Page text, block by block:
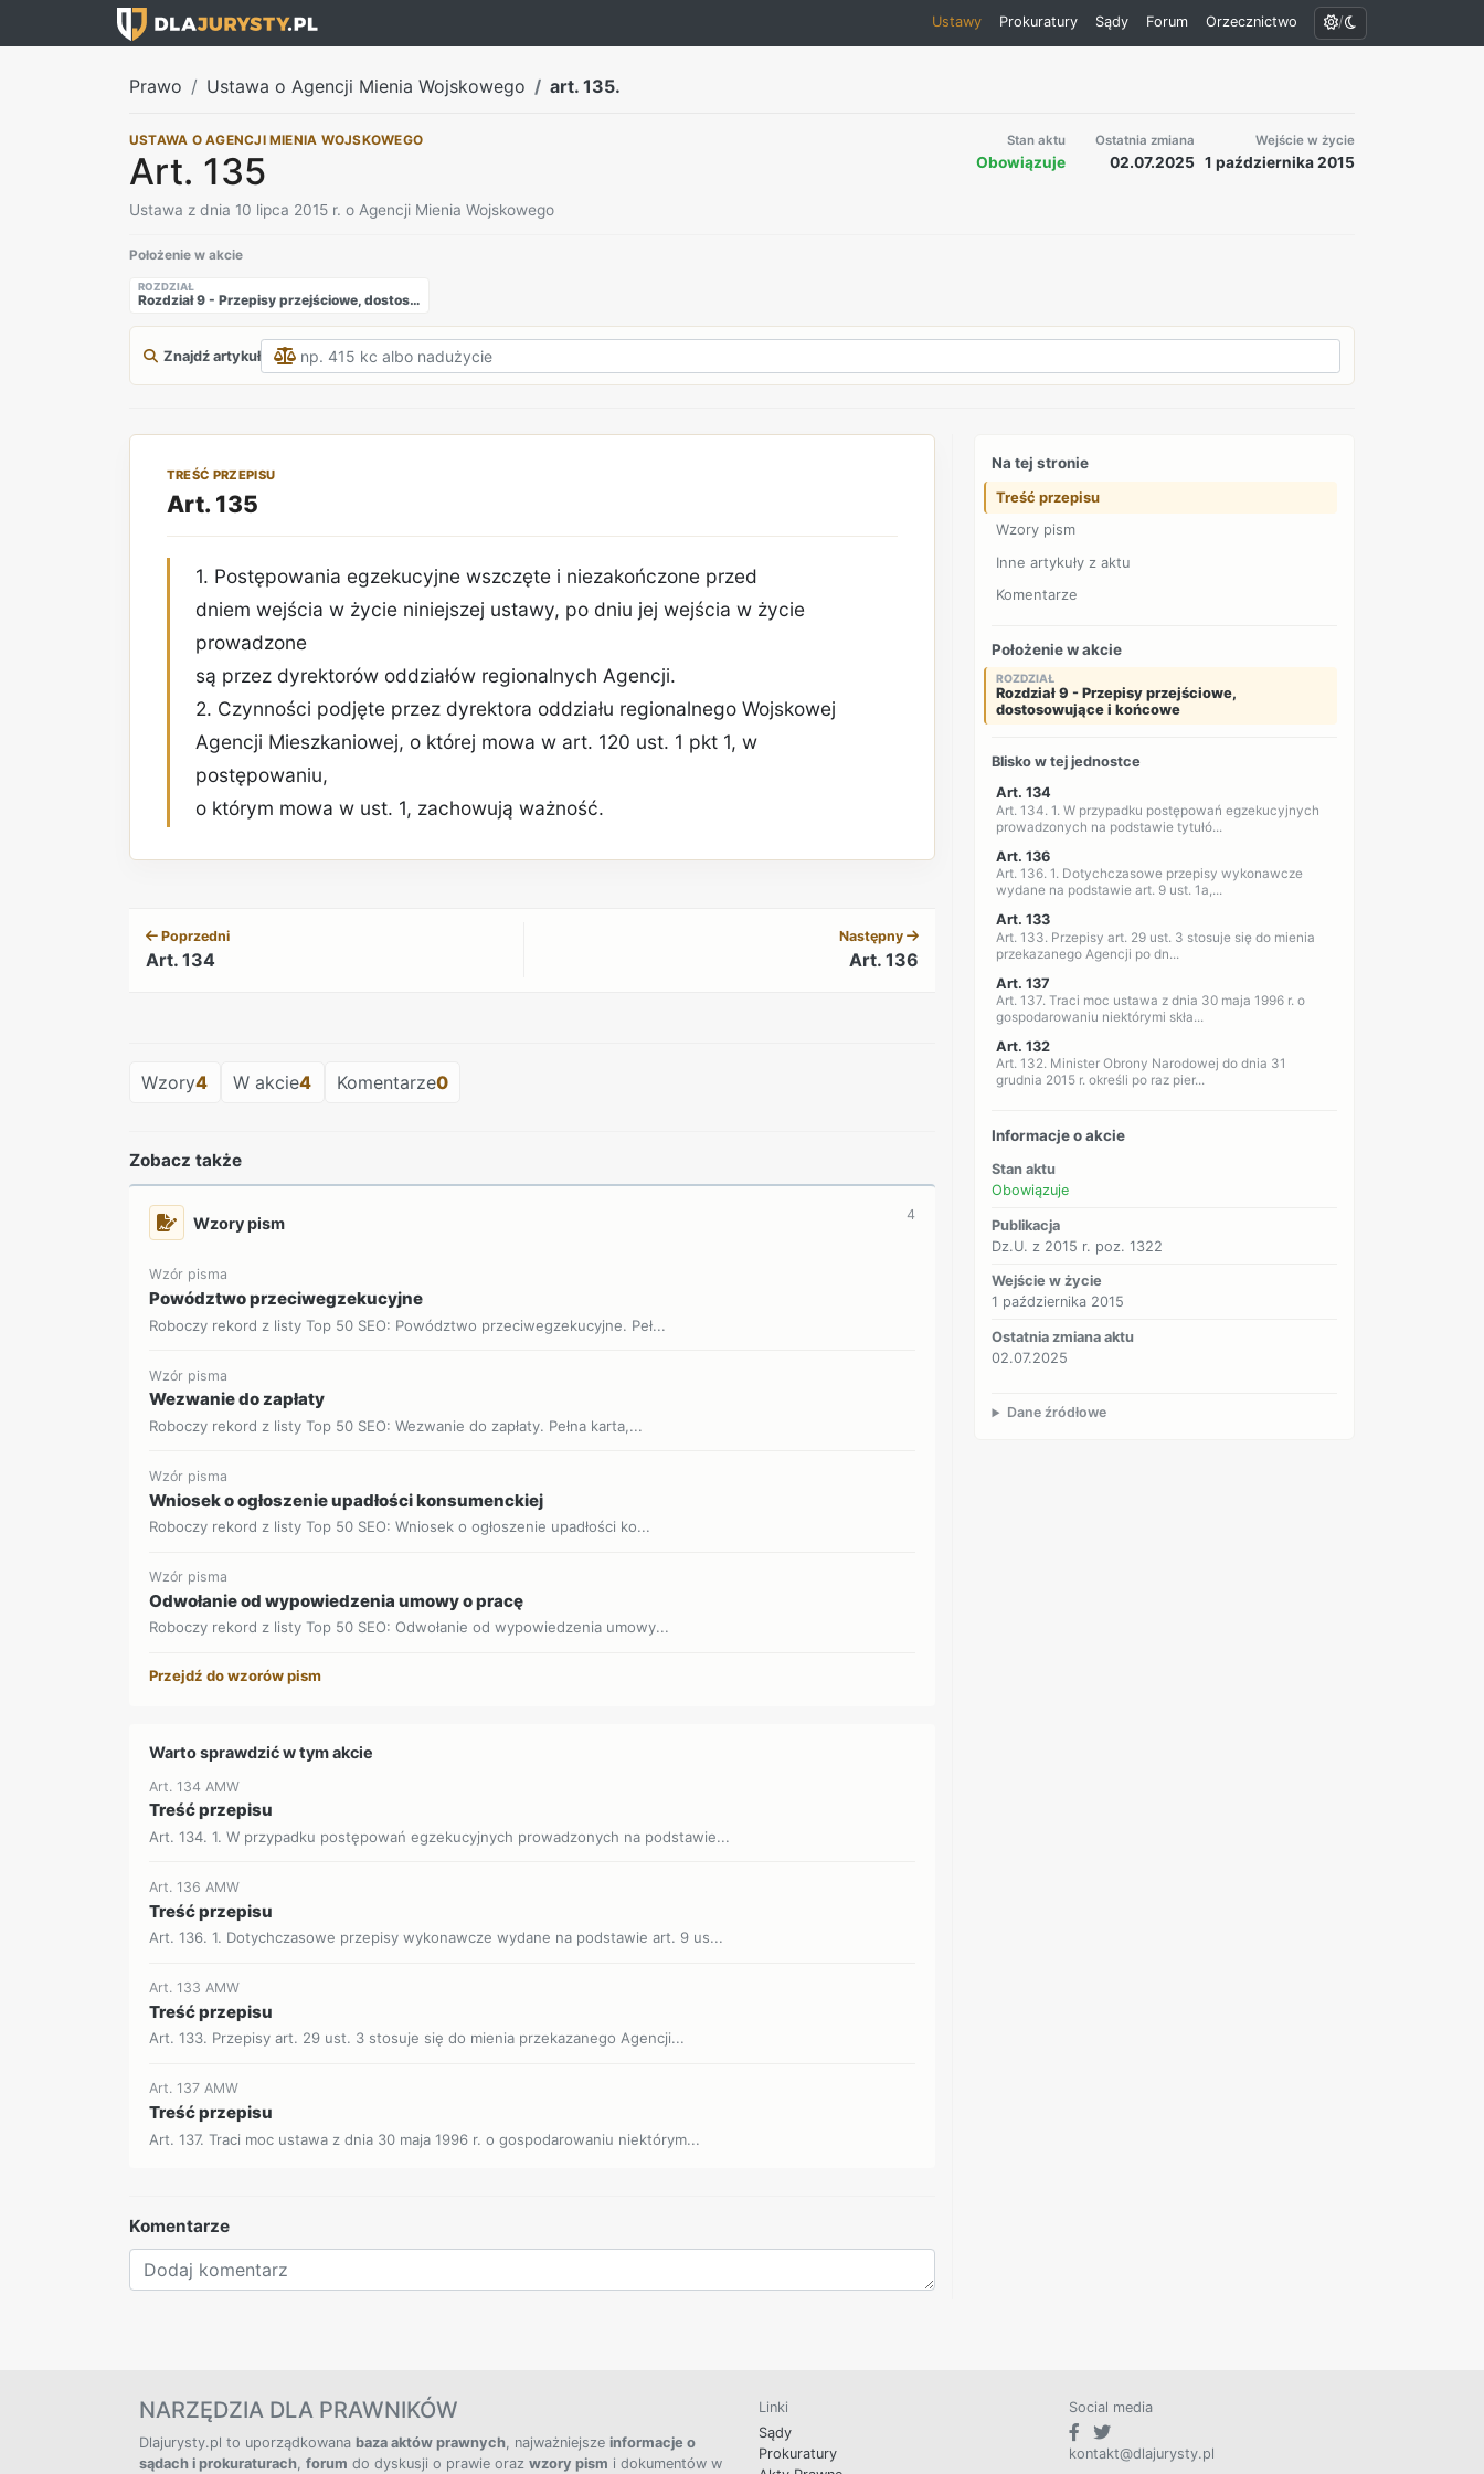
Ustawy Prokuratury Sądy Forum Orzecznictwo /
Prawo Ustawa o Agencji Mienia Wojskowego art. 135.
USTAWA O AGENCJI MIENIA WOJSKOWEGO
Art. 135
Ustawa z dnia 10 lipca 2015 r. o Agencji Mienia Wojskowego
Stan aktu
Obowiązuje
Ostatnia zmiana
02.07.2025
Wejście w życie
1 października 2015
Położenie w akcie
ROZDZIAŁ
Rozdział 9 - Przepisy przejściowe, dostosowujące i końcowe
Znajdź artykuł
TREŚĆ PRZEPISU
Art. 135
1. Postępowania egzekucyjne wszczęte i niezakończone przed
dniem wejścia w życie niniejszej ustawy, po dniu jej wejścia w życie
prowadzone
są przez dyrektorów oddziałów regionalnych Agencji.
2. Czynności podjęte przez dyrektora oddziału regionalnego Wojskowej
Agencji Mieszkaniowej, o której mowa w art. 120 ust. 1 pkt 1, w
postępowaniu,
o którym mowa w ust. 1, zachowują ważność.
Poprzedni
Art. 134
Następny
Art. 136
Wzory4 W akcie4 Komentarze0
Zobacz także
Wzory pism 4
Wzór pisma
Powództwo przeciwegzekucyjne
Roboczy rekord z listy Top 50 SEO: Powództwo przeciwegzekucyjne. Peł...
Wzór pisma
Wezwanie do zapłaty
Roboczy rekord z listy Top 50 SEO: Wezwanie do zapłaty. Pełna karta,...
Wzór pisma
Wniosek o ogłoszenie upadłości konsumenckiej
Roboczy rekord z listy Top 50 SEO: Wniosek o ogłoszenie upadłości ko...
Wzór pisma
Odwołanie od wypowiedzenia umowy o pracę
Roboczy rekord z listy Top 50 SEO: Odwołanie od wypowiedzenia umowy...
Przejdź do wzorów pism
Warto sprawdzić w tym akcie
Art. 134 AMW
Treść przepisu
Art. 134. 1. W przypadku postępowań egzekucyjnych prowadzonych na podstawie...
Art. 136 AMW
Treść przepisu
Art. 136. 1. Dotychczasowe przepisy wykonawcze wydane na podstawie art. 9 us...
Art. 133 AMW
Treść przepisu
Art. 133. Przepisy art. 29 ust. 3 stosuje się do mienia przekazanego Agencji...
Art. 137 AMW
Treść przepisu
Art. 137. Traci moc ustawa z dnia 30 maja 1996 r. o gospodarowaniu niektórym...
Komentarze
Na tej stronie
Treść przepisu
Wzory pism
Inne artykuły z aktu
Komentarze
Położenie w akcie
ROZDZIAŁ
Rozdział 9 - Przepisy przejściowe,
dostosowujące i końcowe
Blisko w tej jednostce
Art. 134
Art. 134. 1. W przypadku postępowań egzekucyjnych
prowadzonych na podstawie tytułó...
Art. 136
Art. 136. 1. Dotychczasowe przepisy wykonawcze
wydane na podstawie art. 9 ust. 1a,...
Art. 133
Art. 133. Przepisy art. 29 ust. 3 stosuje się do mienia
przekazanego Agencji po dn...
Art. 137
Art. 137. Traci moc ustawa z dnia 30 maja 1996 r. o
gospodarowaniu niektórymi skła...
Art. 132
Art. 132. Minister Obrony Narodowej do dnia 31
grudnia 2015 r. określi po raz pier...
Informacje o akcie
Stan aktu
Obowiązuje
Publikacja
Dz.U. z 2015 r. poz. 1322
Wejście w życie
1 października 2015
Ostatnia zmiana aktu
02.07.2025
Dane źródłowe
NARZĘDZIA DLA PRAWNIKÓW
Dlajurysty.pl to uporządkowana baza aktów prawnych, najważniejsze informacje o
sądach i prokuraturach, forum do dyskusji o prawie oraz wzory pism i dokumentów w
Linki
Sądy
Prokuratury
Social media
kontakt@dlajurysty.pl